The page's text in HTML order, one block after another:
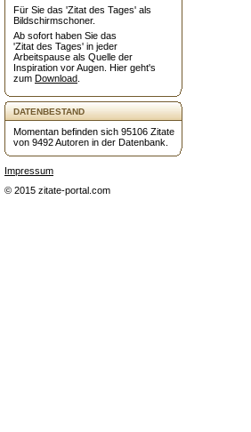
Für Sie das 'Zitat des Tages' als
Bildschirmschoner.
Ab sofort haben Sie das
'Zitat des Tages' in jeder
Arbeitspause als Quelle der
Inspiration vor Augen. Hier geht's
zum Download
DATENBESTAND
Momentan befinden sich 95106 Zitate
von 9492 Autoren in der Datenbank.
Impressum
© 2015 zitate-portal.com